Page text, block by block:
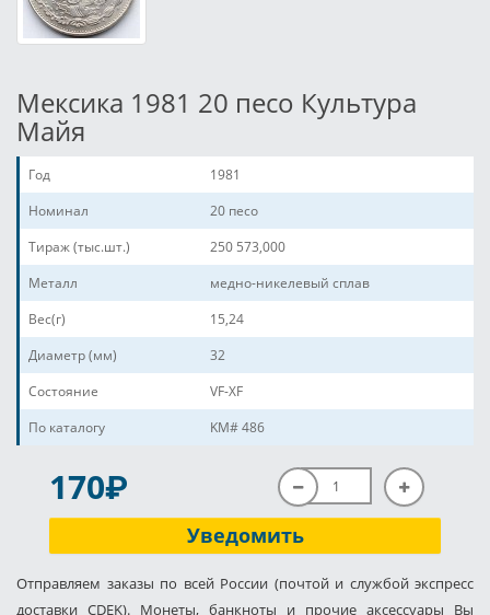
Мексика 1981 20 песо Культура
Майя
Год
1981
Номинал
20 песо
Тираж (тыс.шт.)
250 573,000
Металл
медно-никелевый сплав
Вес(г)
15,24
Диаметр (мм)
32
Состояние
VF-XF
По каталогу
KM# 486
170P
Уведомить
Отправляем заказы по всей России (почтой и службой экспресс
доставки CDEK). Монеты, банкноты и прочие аксессуары Вы